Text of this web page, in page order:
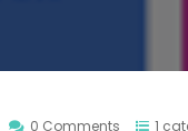
0 Comments 1